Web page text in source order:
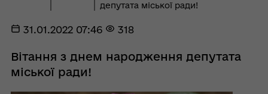
депутата міської ради!
31.01.2022 07:46 318
Вітання з днем народження депутата
міської ради!